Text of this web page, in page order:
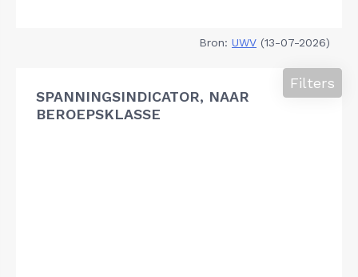
Bron: UWV (13-07-2026)
SPANNINGSINDICATOR, NAAR
BEROEPSKLASSE
Filters